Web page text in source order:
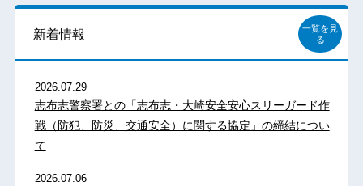
新着情報
一覧を見
る
2026.07.29
志布志警察署との「志布志・大崎安全安心スリーガード作
戦（防犯、防災、交通安全）に関する協定」の締結につい
て
2026.07.06